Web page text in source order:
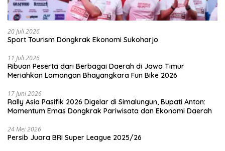
20 Juli 2026
Sport Tourism Dongkrak Ekonomi Sukoharjo
11 Juli 2026
Ribuan Peserta dari Berbagai Daerah di Jawa Timur
Meriahkan Lamongan Bhayangkara Fun Bike 2026
17 Juni 2026
Rally Asia Pasifik 2026 Digelar di Simalungun, Bupati Anton:
Momentum Emas Dongkrak Pariwisata dan Ekonomi Daerah
24 Mei 2026
Persib Juara BRI Super League 2025/26